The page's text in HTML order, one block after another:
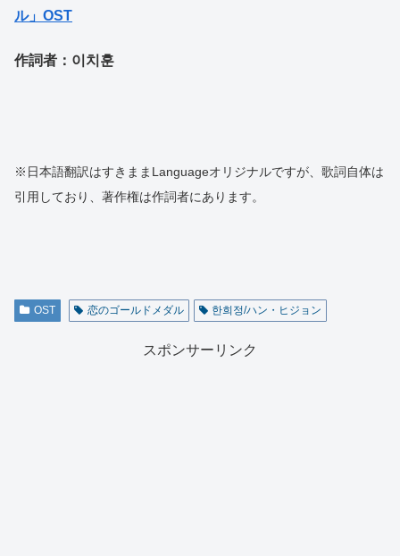
ル」OST
作詞者：이치훈
※日本語翻訳はすきままLanguageオリジナルですが、歌詞自体は
引用しており、著作権は作詞者にあります。
OST 恋のゴールドメダル 한희정/ハン・ヒジョン
スポンサーリンク